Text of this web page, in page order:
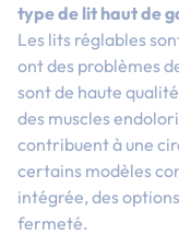
type de lit haut de
Les lits réglables
ont des problèmes
sont de haute
des muscles
contribuent à une
certains modèles
intégrée, des
fermeté.